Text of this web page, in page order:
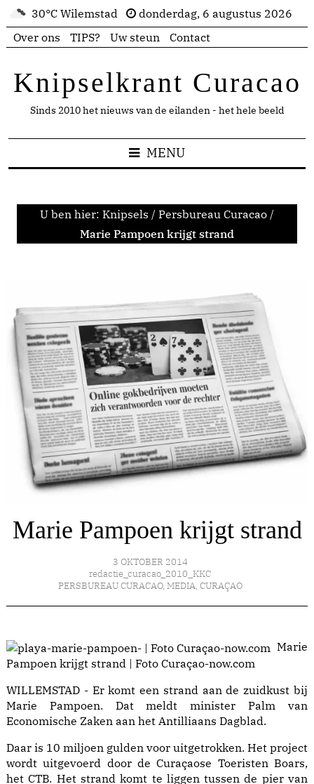
30°C Wilemstad
donderdag, 6 augustus 2026
Over ons
TIPS? Uw steun Contact
Knipselkrant Curacao
Sinds 2010 het nieuws van de eilanden - het hele beeld
MENU
U ben hier: Knipsels / Persbureau Curacao /
Marie Pampoen krijgt strand
Marie Pampoen krijgt strand
3 OKTOBER 2014
redactie_curacao_2010_KKC
PERSBUREAU CURACAO, MEDIA, CURAÇAO
Marie
Pampoen krijgt strand | Foto Curaçao-now.com
WILLEMSTAD - Er komt een strand aan de zuidkust bij
Marie Pampoen. Dat meldt minister Palm van
Economische Zaken aan het Antilliaans Dagblad.
Daar is 10 miljoen gulden voor uitgetrokken. Het project
wordt uitgevoerd door de Curaçaose Toeristen Boars,
het CTB. Het strand komt te liggen tussen de pier van